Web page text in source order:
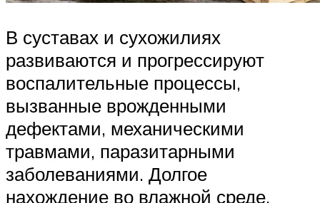
В суставах и сухожилиях
развиваются и прогрессируют
воспалительные процессы,
вызванные врожденными
дефектами, механическими
травмами, паразитарными
заболеваниями. Долгое
нахождение во влажной среде,